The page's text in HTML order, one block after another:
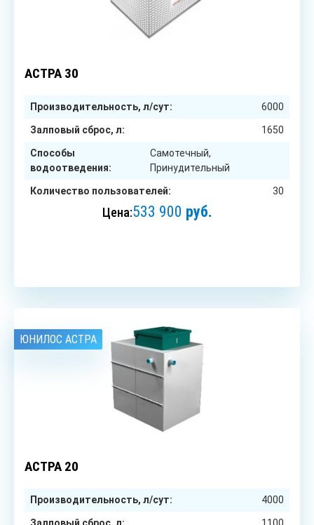
АСТРА 30
Производительность, л/сут: 6000
Залповый сброс, л: 1650
Способы
водоотведения:
Самотечный,
Принудительный
Количество пользователей: 30
Цена:533 900 руб.
ЮНИЛОС АСТРА
АСТРА 20
Производительность, л/сут: 4000